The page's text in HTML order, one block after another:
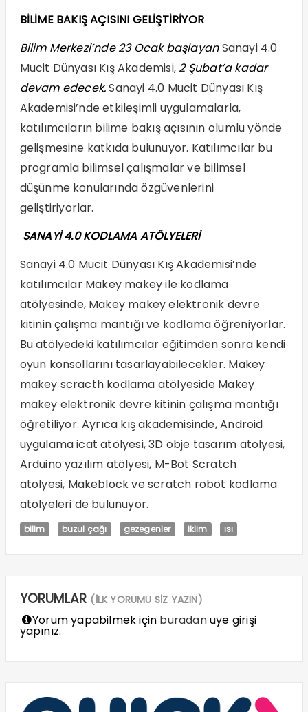
BİLİME BAKIŞ AÇISINI GELİŞTİRİYOR
Bilim Merkezi’nde 23 Ocak başlayanSanayi 4.0
Mucit Dünyası Kış Akademisi, 2 Şubat’a kadar
devam edecek.Sanayi 4.0 Mucit Dünyası Kış
Akademisi’nde etkileşimli uygulamalarla,
katılımcıların bilime bakış açısının olumlu yönde
gelişmesine katkıda bulunuyor. Katılımcılar bu
programla bilimsel çalışmalar ve bilimsel
düşünme konularında özgüvenlerini
geliştiriyorlar.
SANAYİ 4.0 KODLAMA ATÖLYELERİ
Sanayi 4.0 Mucit Dünyası Kış Akademisi’nde
katılımcılar Makey makey ile kodlama
atölyesinde, Makey makey elektronik devre
kitinin çalışma mantığı ve kodlama öğreniyorlar.
Bu atölyedeki katılımcılar eğitimden sonra kendi
oyun konsollarını tasarlayabilecekler. Makey
makey scracth kodlama atölyeside Makey
makey elektronik devre kitinin çalışma mantığı
öğretiliyor. Ayrıca kış akademisinde, Android
uygulama icat atölyesi, 3D obje tasarım atölyesi,
Arduino yazılım atölyesi, M-Bot Scratch
atölyesi, Makeblock ve scratch robot kodlama
atölyeleri de bulunuyor.
bilim buzul çağı gezegenler iklim ısı
YORUMLAR (İLK YORUMU SİZ YAZIN)
Yorum yapabilmek için buradanüye girişi
yapınız.